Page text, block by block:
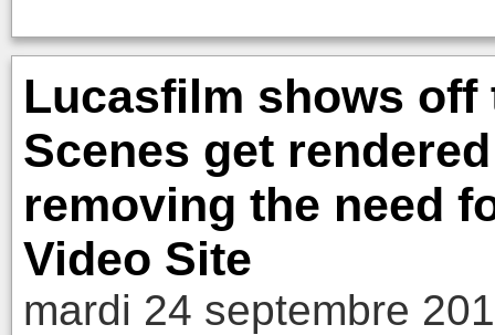
Lucasfilm shows
Scenes get
removing the need
Video Site
mardi 24 septembre